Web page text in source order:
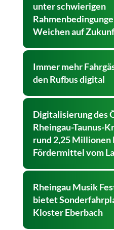
unter schwierigen
Weichen auf
Immer mehr
den Rufbus digital
Digitalisierung des
Rheingau-Taunus-
rund 2,25 Millionen
Fördermittel vom
Rheingau Musik
bietet
Kloster Eberbach